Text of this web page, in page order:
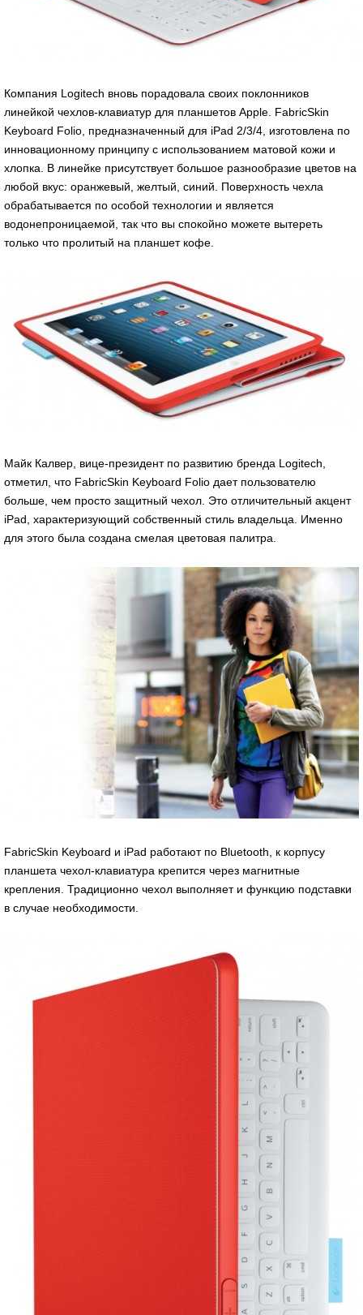
Компания Logitech вновь порадовала своих поклонников
линейкой чехлов-клавиатур для планшетов Apple. FabricSkin
Keyboard Folio, предназначенный для iPad 2/3/4, изготовлена по
инновационному принципу с использованием матовой кожи и
хлопка. В линейке присутствует большое разнообразие цветов на
любой вкус: оранжевый, желтый, синий. Поверхность чехла
обрабатывается по особой технологии и является
водонепроницаемой, так что вы спокойно можете вытереть
только что пролитый на планшет кофе.
Майк Калвер, вице-президент по развитию бренда Logitech,
отметил, что FabricSkin Keyboard Folio дает пользователю
больше, чем просто защитный чехол. Это отличительный акцент
iPad, характеризующий собственный стиль владельца. Именно
для этого была создана смелая цветовая палитра.
FabricSkin Keyboard и iPad работают по Bluetooth, к корпусу
планшета чехол-клавиатура крепится через магнитные
крепления. Традиционно чехол выполняет и функцию подставки
в случае необходимости.